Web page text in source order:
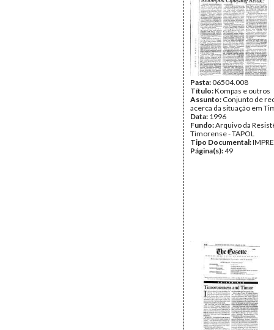
Pasta:06504.008
Título:Kompas e outros
Assunto: Conjunto de
acerca da situação em
Data: 1996
Fundo:Arquivo da
Timorense - TAPOL
Tipo Documental:
Página(s):49